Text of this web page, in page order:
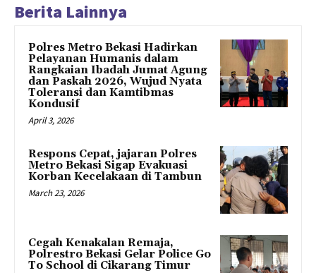
Berita Lainnya
Polres Metro Bekasi Hadirkan
Pelayanan Humanis dalam
Rangkaian Ibadah Jumat Agung
dan Paskah 2026, Wujud Nyata
Toleransi dan Kamtibmas
Kondusif
April 3, 2026
Respons Cepat, jajaran Polres
Metro Bekasi Sigap Evakuasi
Korban Kecelakaan di Tambun
March 23, 2026
Cegah Kenakalan Remaja,
Polrestro Bekasi Gelar Police Go
To School di Cikarang Timur